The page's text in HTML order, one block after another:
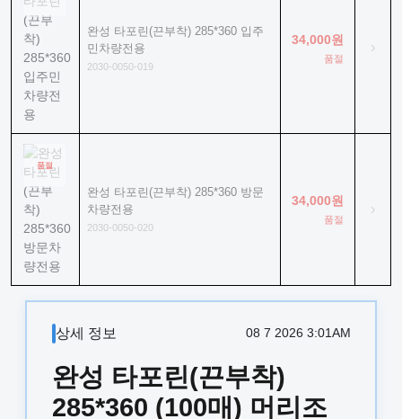
완성 타포린(끈부착) 285*360 입주
민차량전용
2030-0050-019
34,000원
품절
›
품절
완성 타포린(끈부착) 285*360 방문
차량전용
2030-0050-020
34,000원
품절
›
상세 정보 08 7 2026 3:01AM
완성 타포린(끈부착)
285*360 (100매) 머리조